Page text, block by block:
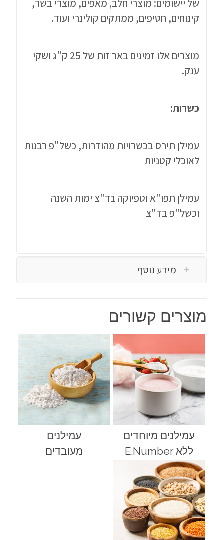
של יישומים: מוצרי חלב, מאפים, מוצרי בשר,
קינוחים, חטיפים, ממתקים קולינרי ועוד.
מוצרים אלו זמינים באריזות של 25 ק"ג ושקי
ענק.
כשרות:
עמילן תירס בכשרויות מהודרות, כשל"פ רבנות
לאוכלי קטניות
עמילן תפו"א וטפיוקה בד"צ ימות השנה
וכשל"פ בד"צ
מידע נוסף
מוצרים קשורים
עמילנים מיוחדים
ללא E.Number
עמילנים
מעובדים